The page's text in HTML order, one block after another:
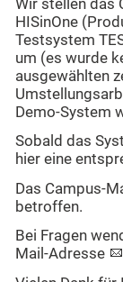
Wir stellen das
HISinOne
Testsystem
um (es wurde
ausgewählten
Demo-System
Sobald das
hier eine
Das Campus-
betroffen.
Bei Fragen
Mail-Adresse